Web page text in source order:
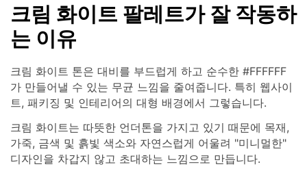
크림 화이트 팔레트가 잘 작동하
는 이유
크림 화이트 톤은 대비를 부드럽게 하고 순수한 #FFFFFF
가 만들어낼 수 있는 무균 느낌을 줄여줍니다. 특히 웹사이
트, 패키징 및 인테리어의 대형 배경에서 그렇습니다.
크림 화이트는 따뜻한 언더톤을 가지고 있기 때문에 목재,
가죽, 금색 및 흙빛 색소와 자연스럽게 어울려 "미니멀한"
디자인을 차갑지 않고 초대하는 느낌으로 만듭니다.